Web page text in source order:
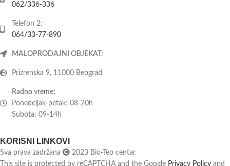
062/336-336
Telefon 2:
064/33-77-890
MALOPRODAJNI OBJEKAT:
Prizrenska 9, 11000 Beograd
Radno vreme:
Ponedeljak-petak: 08-20h
Subota: 09-14h
KORISNI LINKOVI
Sva prava zadržana
2023 Bio-Teo centar.
This site is protected by reCAPTCHA and the Google Privacy Policy and